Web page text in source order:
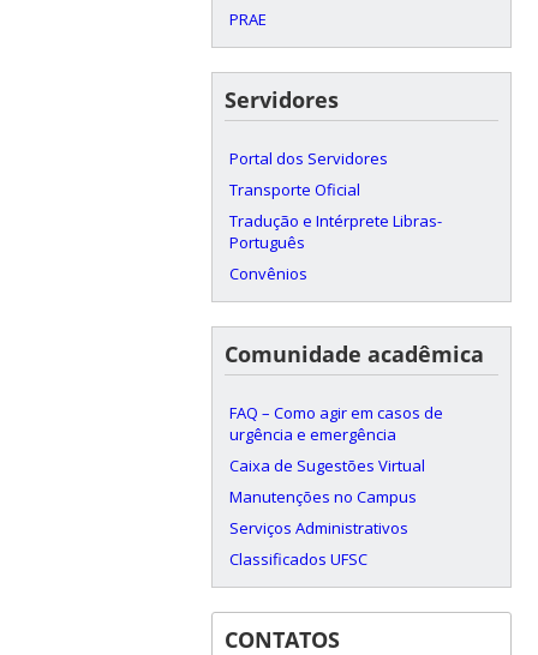
PRAE
Servidores
Portal dos Servidores
Transporte Oficial
Tradução e Intérprete Libras-
Português
Convênios
Comunidade acadêmica
FAQ – Como agir em casos de
urgência e emergência
Caixa de Sugestões Virtual
Manutenções no Campus
Serviços Administrativos
Classificados UFSC
CONTATOS